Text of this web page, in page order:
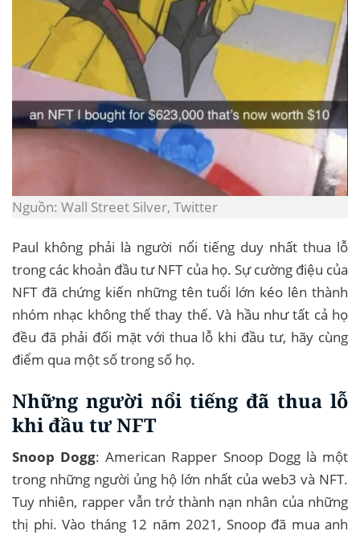
Nguồn: Wall Street Silver, Twitter
Paul không phải là người nổi tiếng duy nhất thua lỗ
trong các khoản đầu tư NFT của họ. Sự cường điệu của
NFT đã chứng kiến ​​những tên tuổi lớn kéo lên thành
nhóm nhạc không thể thay thế. Và hầu như tất cả họ
đều đã phải đối mặt với thua lỗ khi đầu tư, hãy cùng
điểm qua một số trong số họ.
Những người nổi tiếng đã thua lỗ
khi đầu tư NFT
Snoop Dogg: American Rapper Snoop Dogg là một
trong những người ủng hộ lớn nhất của web3 và NFT.
Tuy nhiên, rapper vẫn trở thành nạn nhân của những
thị phi. Vào tháng 12 năm 2021, Snoop đã mua anh